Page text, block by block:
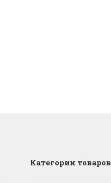
Категории товаров